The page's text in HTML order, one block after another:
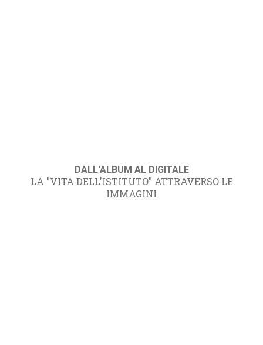
DALL'ALBUM AL DIGITALE
LA "VITA DELL'ISTITUTO" ATTRAVERSO LE
IMMAGINI